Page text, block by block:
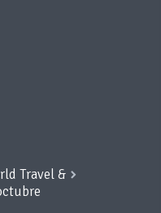
Travel &